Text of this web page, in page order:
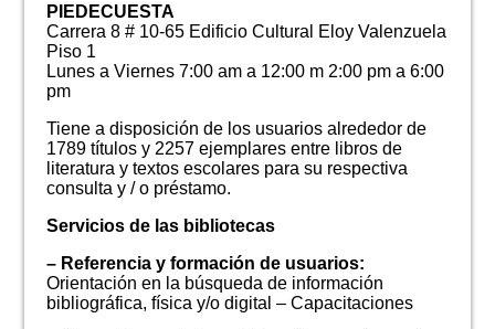
PIEDECUESTA
Carrera 8 # 10-65 Edificio Cultural Eloy Valenzuela
Piso 1
Lunes a Viernes 7:00 am a 12:00 m 2:00 pm a 6:00
pm
Tiene a disposición de los usuarios alrededor de
1789 títulos y 2257 ejemplares entre libros de
literatura y textos escolares para su respectiva
consulta y / o préstamo.
Servicios de las bibliotecas
– Referencia y formación de usuarios:
Orientación en la búsqueda de información
bibliográfica, física y/o digital – Capacitaciones